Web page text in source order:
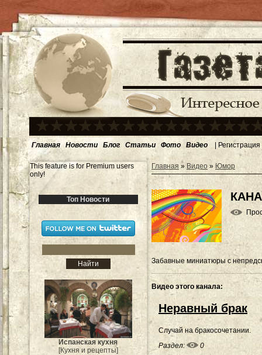
Главная Новости Блог Статьи Фото Видео | Регистрация
This feature is for Premium users
only!
Топ Новости
Испанская кухня
[Кухня и рецепты]
Главная » Видео » Юмор
Забавные миниатюры с
Видео этого канала:
Неравный брак
Случай на бракосочетании.
Раздел:
0